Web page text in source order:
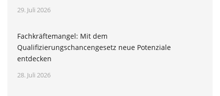
29. Juli 2026
Fachkräftemangel: Mit dem
Qualifizierungschancengesetz neue Potenziale
entdecken
28. Juli 2026